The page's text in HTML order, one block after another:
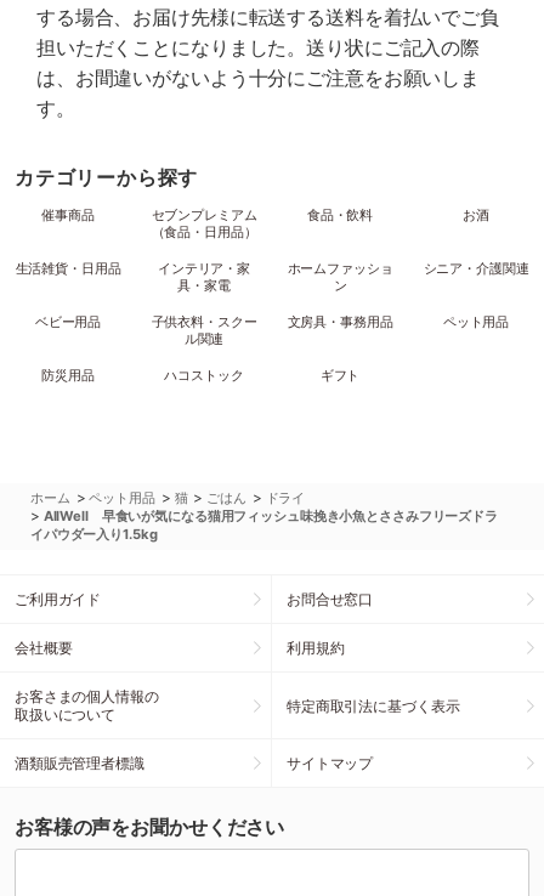
する場合、お届け先様に転送する送料を着払いでご負
担いただくことになりました。送り状にご記入の際
は、お間違いがないよう十分にご注意をお願いしま
す。
カテゴリーから探す
催事商品
セブンプレミアム
（食品・日用品）
食品・飲料 お酒
生活雑貨・日用品
インテリア・家
具・家電
ホームファッショ
ン
シニア・介護関連
ベビー用品
子供衣料・スクー
ル関連
文房具・事務用品 ペット用品
防災用品 ハコストック ギフト
ホーム >ペット用品 > 猫 > ごはん > ドライ
> AllWell 早食いが気になる猫用フィッシュ味挽き小魚とささみフリーズドラ
イパウダー入り1.5kg
ご利用ガイド お問合せ窓口
会社概要 利用規約
お客さまの個人情報の
取扱いについて
特定商取引法に基づく表示
酒類販売管理者標識 サイトマップ
お客様の声をお聞かせください